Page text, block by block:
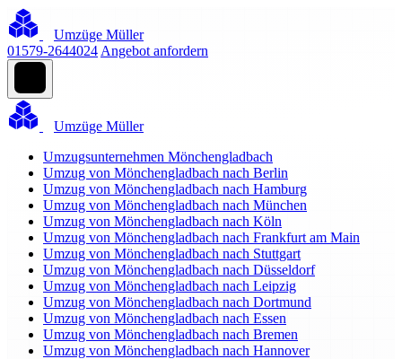
Umzüge Müller
01579-2644024 Angebot anfordern
Umzüge Müller
Umzugsunternehmen Mönchengladbach
Umzug von Mönchengladbach nach Berlin
Umzug von Mönchengladbach nach Hamburg
Umzug von Mönchengladbach nach München
Umzug von Mönchengladbach nach Köln
Umzug von Mönchengladbach nach Frankfurt am Main
Umzug von Mönchengladbach nach Stuttgart
Umzug von Mönchengladbach nach Düsseldorf
Umzug von Mönchengladbach nach Leipzig
Umzug von Mönchengladbach nach Dortmund
Umzug von Mönchengladbach nach Essen
Umzug von Mönchengladbach nach Bremen
Umzug von Mönchengladbach nach Hannover